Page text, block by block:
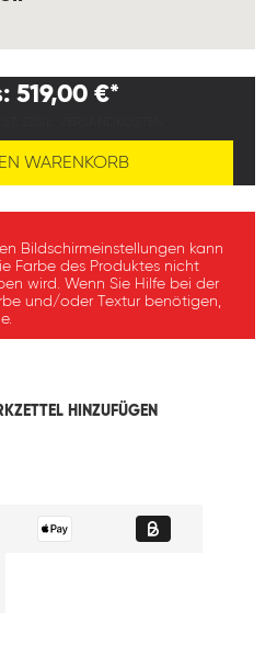
519,00 €*
WARENKORB
Bildschirmeinstellungen kann
Farbe des Produktes nicht
wird. Wenn Sie Hilfe bei der
und/oder Textur benötigen,
HINZUFÜGEN